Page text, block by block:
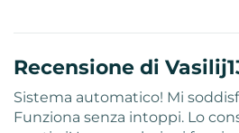
Recensione di
Sistema automatico! Mi
Funziona senza intoppi. Lo